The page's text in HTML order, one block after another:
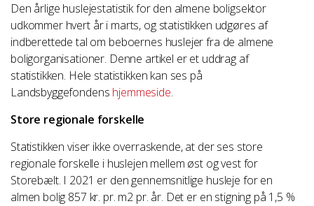
Den årlige huslejestatistik for den almene boligsektor
udkommer hvert år i marts, og statistikken udgøres af
indberettede tal om beboernes huslejer fra de almene
boligorganisationer. Denne artikel er et uddrag af
statistikken. Hele statistikken kan ses på
Landsbyggefondens hjemmeside.
Store regionale forskelle
Statistikken viser ikke overraskende, at der ses store
regionale forskelle i huslejen mellem øst og vest for
Storebælt. I 2021 er den gennemsnitlige husleje for en
almen bolig 857 kr. pr. m2 pr. år. Det er en stigning på 1,5 %